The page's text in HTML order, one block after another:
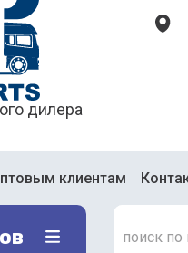
дилера
клиентам